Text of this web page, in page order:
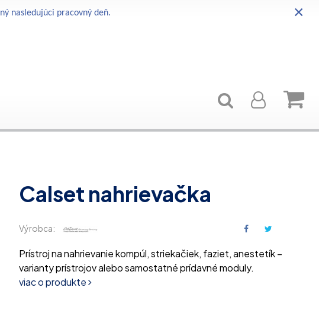
nasledujúci pracovný deň. ×
Calset nahrievačka
Výrobca:
Prístroj na nahrievanie kompúl, striekačiek, faziet, anestetík –
varianty prístrojov alebo samostatné prídavné moduly.
viac o produkte